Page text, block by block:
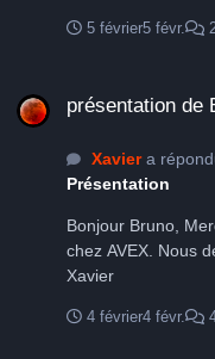
5 février5 févr.
présentation de
Xaviera
Présentation
Bonjour Bruno,
chez AVEX. Nous
Xavier
4 février4 févr.